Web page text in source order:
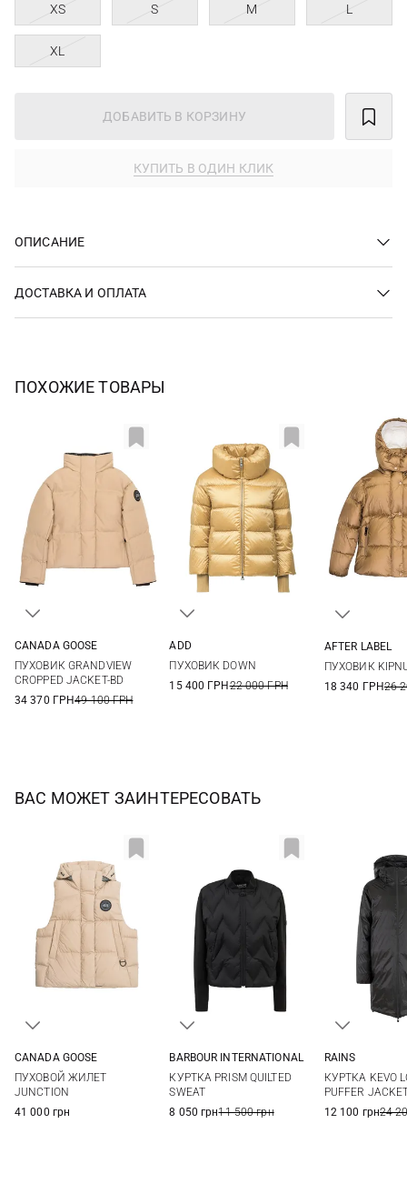
XS S M L
XL
ДОБАВИТЬ В КОРЗИНУ
КУПИТЬ В ОДИН КЛИК
ОПИСАНИЕ
ДОСТАВКА И ОПЛАТА
ПОХОЖИЕ ТОВАРЫ
CANADA GOOSE
ПУХОВИК GRANDVIEW
CROPPED JACKET-BD
34 370 ГРН49 100 ГРН
ADD
ПУХОВИК DOWN
15 400 ГРН22 000 ГРН
AFTER LABEL
ПУХОВИК
18 340 ГРН26
ВАС МОЖЕТ ЗАИНТЕРЕСОВАТЬ
CANADA GOOSE
ПУХОВОЙ ЖИЛЕТ
JUNCTION
41 000 грн
BARBOUR INTERNATIONAL
КУРТКА PRISM QUILTED
SWEAT
8 050 грн11 500 грн
RAINS
КУРТКА KEVO
PUFFER
12 100 грн24